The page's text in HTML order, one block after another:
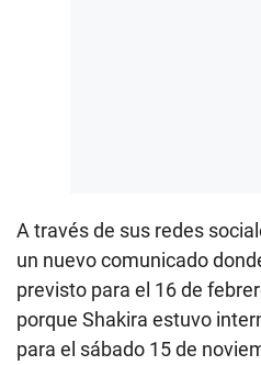
A través de sus redes
un nuevo comunicado
previsto para el 16 de
porque Shakira estuvo
para el sábado 15 de